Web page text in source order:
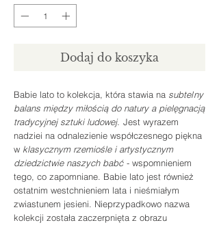
Dodaj do koszyka
Babie lato to kolekcja, która stawia na subtelny
balans między miłością do natury a pielęgnacją
tradycyjnej sztuki ludowej. Jest wyrazem
nadziei na odnalezienie współczesnego piękna
w klasycznym rzemiośle i artystycznym
dziedzictwie naszych babć - wspomnieniem
tego, co zapomniane. Babie lato jest również
ostatnim westchnieniem lata i nieśmiałym
zwiastunem jesieni. Nieprzypadkowo nazwa
kolekcji została zaczerpnięta z obrazu